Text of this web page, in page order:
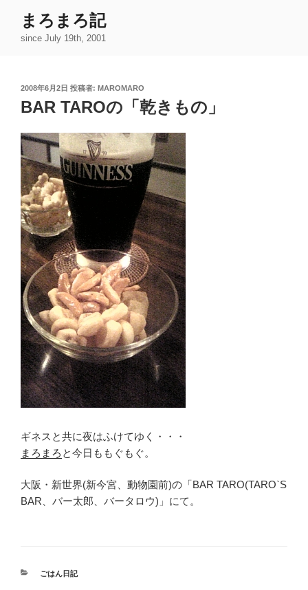
まろまろ記
since July 19th, 2001
投
稿
日:
2008年6月2日 投稿者: MAROMARO
BAR TAROの「乾きもの」
ギネスと共に夜はふけてゆく・・・
まろまろ と今日ももぐもぐ。
大阪・新世界(新今宮、動物園前)の「BAR TARO(TARO`S
BAR、バー太郎、バータロウ)」にて。
カ
ごはん日記